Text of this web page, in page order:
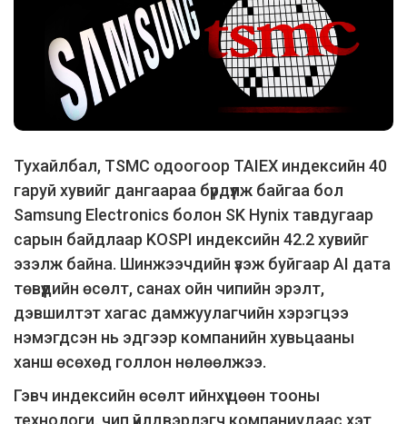
Тухайлбал, TSMC одоогоор TAIEX индексийн 40
гаруй хувийг дангаараа бүрдүүлж байгаа бол
Samsung Electronics болон SK Hynix тавдугаар
сарын байдлаар KOSPI индексийн 42.2 хувийг
эзэлж байна. Шинжээчдийн үзэж буйгаар AI дата
төвүүдийн өсөлт, санах ойн чипийн эрэлт,
дэвшилтэт хагас дамжуулагчийн хэрэгцээ
нэмэгдсэн нь эдгээр компанийн хувьцааны
ханш өсөхөд голлон нөлөөлжээ.
Гэвч индексийн өсөлт ийнхүү цөөн тооны
технологи, чип үйлдвэрлэгч компаниудаас хэт